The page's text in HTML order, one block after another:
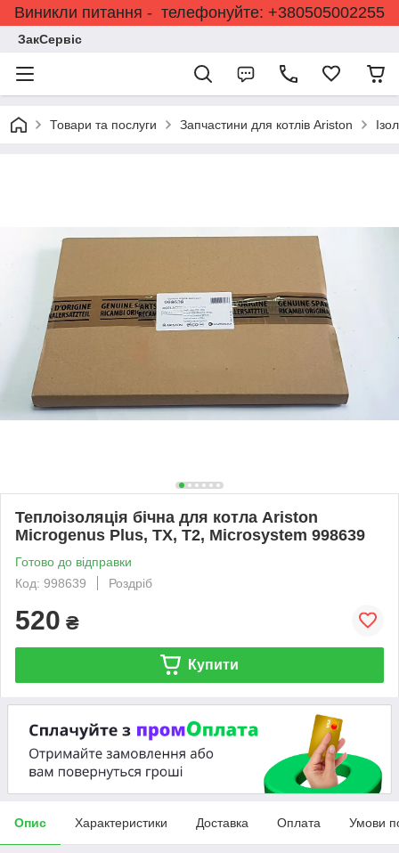
Виникли питання - телефонуйте: +380505002255
ЗакСервіс
Товари та послуги Запчастини для котлів Ariston
Теплоізоляція бічна для котла Ariston
Microgenus Plus, TX, T2, Microsystem 998639
Готово до відправки
Код: 998639
Роздріб
520 ₴
Купити
Опис Характеристики Доставка Оплата Умови